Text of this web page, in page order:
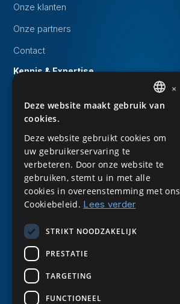
Onze klanten
Onze partners
Contact
Kennis & Expertise
Whitepapers
Kennisbank
Downloads
Privacy Statement
Sitemap
LinkedIn
DUTCH
×
Deze website maakt gebruik van
cookies.
Deze website gebruikt cookies om
uw gebruikerservaring te
verbeteren. Door onze website te
gebruiken, stemt u in met alle
cookies in overeenstemming met ons
Cookiebeleid. Lees verder
STRIKT NOODZAKELIJK
PRESTATIE
TARGETING
FUNCTIONEEL